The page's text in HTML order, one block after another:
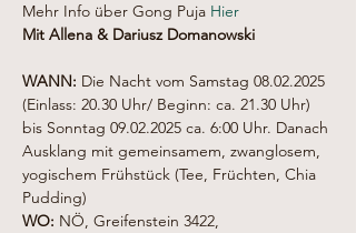
Mehr Info über Gong Puja Hier
Mit Allena & Dariusz Domanowski
WANN: Die Nacht vom Samstag 08.02.2025
(Einlass: 20.30 Uhr/ Beginn: ca. 21.30 Uhr)
bis Sonntag 09.02.2025 ca. 6:00 Uhr. Danach
Ausklang mit gemeinsamem, zwanglosem,
yogischem Frühstück (Tee, Früchten, Chia
Pudding)
WO: NÖ, Greifenstein 3422,